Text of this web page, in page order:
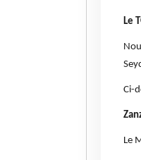
Le
Ci-
Le